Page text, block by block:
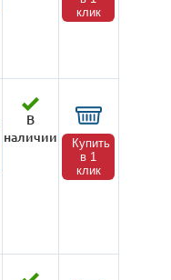
клик
В
наличии
Купить
в 1
клик